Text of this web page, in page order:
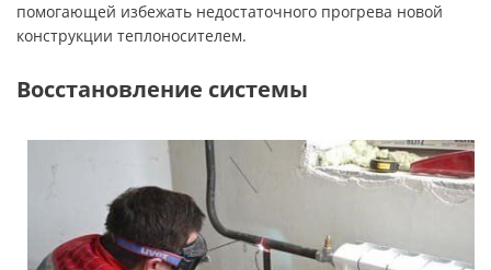
помогающей избежать недостаточного прогрева новой
конструкции теплоносителем.
Восстановление системы